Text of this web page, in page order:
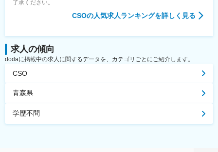
了承ください。
CSOの人気求人ランキングを詳しく見る
求人の傾向
dodaに掲載中の求人に関するデータを、カテゴリごとにご紹介します。
CSO
青森県
学歴不問